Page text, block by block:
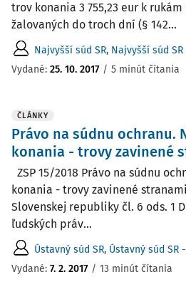
trov konania 3 755,23 eur k
žalovaných do troch dní (§ 142...
Najvyšší súd SR, Najvyšší súd
Vydané: 25. 10. 2017 / 5 minút čítania
ČLÁNKY
Právo na súdnu ochranu.
konania - trovy zavinené
ZSP 15/2018 Právo na súdnu
konania - trovy zavinené
Slovenskej republiky čl. 6 ods. 1
ľudských práv...
Ústavný súd SR, Ústavný súd SR
Vydané: 7. 2. 2017 / 13 minút čítania